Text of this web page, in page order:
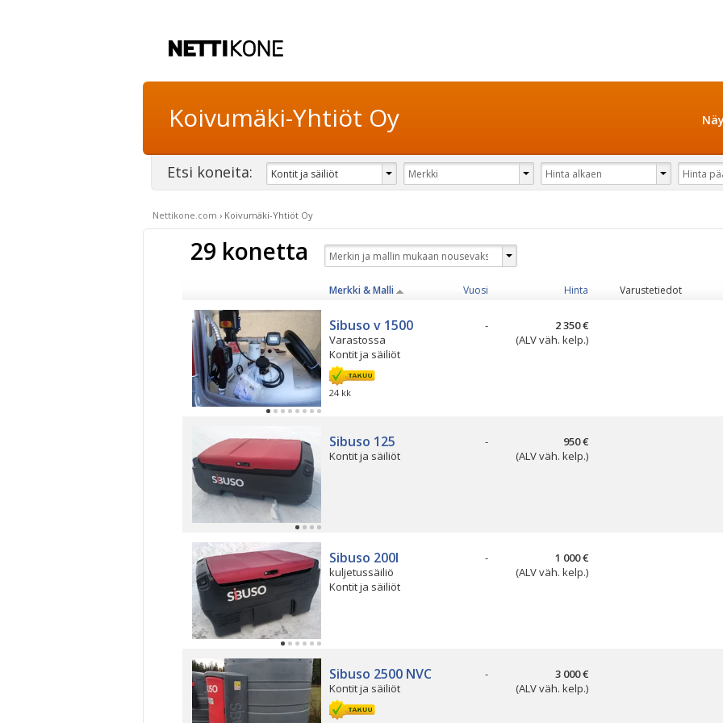
Koivumäki-Yhtiöt Oy
Etsi koneita:
Nettikone.com › Koivumäki-Yhtiöt Oy
29 konetta
Merkki & Malli Vuosi Hinta Varustetiedot
Sibuso v 1500
Varastossa
Kontit ja säiliöt
24 kk
-
2 350 €
(ALV väh. kelp.)
Sibuso 125
Kontit ja säiliöt
-
950 €
(ALV väh. kelp.)
Sibuso 200l
kuljetussäiliö
Kontit ja säiliöt
-
1 000 €
(ALV väh. kelp.)
Sibuso 2500 NVC
Kontit ja säiliöt
-
3 000 €
(ALV väh. kelp.)